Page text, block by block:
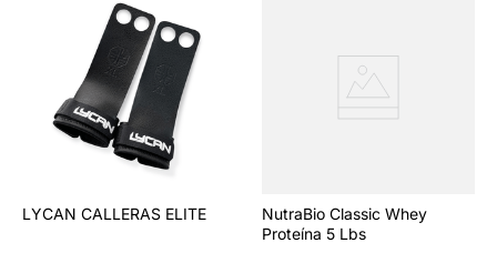
LYCAN CALLERAS ELITE
NutraBio Classic Whey
Proteína 5 Lbs